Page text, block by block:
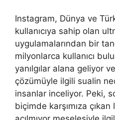
Instagram, Dünya ve
kullanıcıya sahip olan
uygulamalarından bir
milyonlarca kullanıcı
yanılgılar alana geliyor
çözümüyle ilgili sualin
insanlar inceliyor. Peki,
biçimde karşımıza